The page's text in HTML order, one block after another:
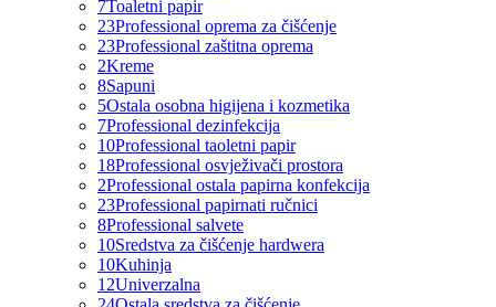
7Toaletni papir
23Professional oprema za čišćenje
23Professional zaštitna oprema
2Kreme
8Sapuni
5Ostala osobna higijena i kozmetika
7Professional dezinfekcija
10Professional taoletni papir
18Professional osvježivači prostora
2Professional ostala papirna konfekcija
23Professional papirnati ručnici
8Professional salvete
10Sredstva za čišćenje hardwera
10Kuhinja
12Univerzalna